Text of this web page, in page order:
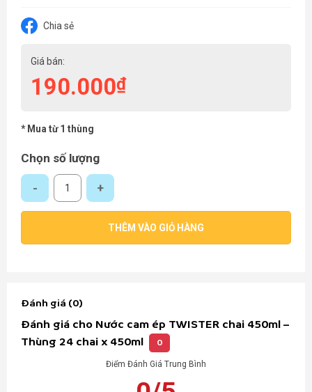
Chia sẻ
Giá bán:
190.000₫
* Mua từ 1 thùng
Chọn số lượng
Nước cam ép TWISTER chai 450ml - Thùng 24 chai x 450ml số lượng
THÊM VÀO GIỎ HÀNG
Đánh giá (0)
Đánh giá cho Nước cam ép TWISTER chai 450ml –
Thùng 24 chai x 450ml
0
Điểm Đánh Giá Trung Bình